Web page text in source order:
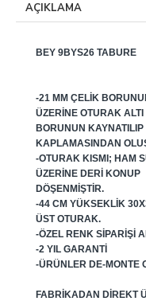
AÇIKLAMA
BEY 9BYS26 TABURE
-21 MM ÇELIK
ÜZERINE OTURAK
BORUNUN
KAPLAMASINDAN
-OTURAK KISMI; HAM
ÜZERINE DERI KONUP
DÖŞENMIŞTIR.
-44 CM YÜKSEKLIK
ÜST OTURAK.
-ÖZEL RENK SIPARIŞI
-2 YIL GARANTI
-ÜRÜNLER DE-MONTE
FABRIKADAN DIREKT